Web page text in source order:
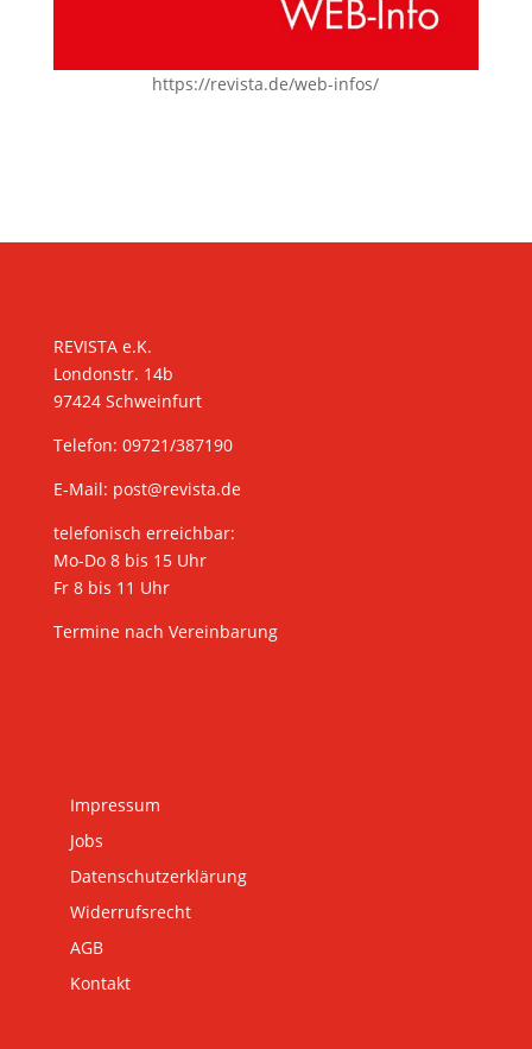
https://revista.de/web-infos/
REVISTA e.K.
Londonstr. 14b
97424 Schweinfurt
Telefon: 09721/387190
E-Mail: post@revista.de
telefonisch erreichbar:
Mo-Do 8 bis 15 Uhr
Fr 8 bis 11 Uhr
Termine nach Vereinbarung
Impressum
Jobs
Datenschutzerklärung
Widerrufsrecht
AGB
Kontakt